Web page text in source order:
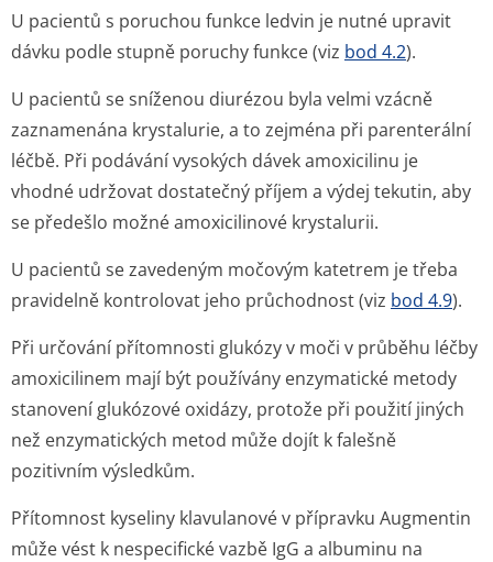
U pacientů s poruchou funkce ledvin je nutné upravit
dávku podle stupně poruchy funkce (viz bod 4.2).
U pacientů se sníženou diurézou byla velmi vzácně
zaznamenána krystalurie, a to zejména při parenterální
léčbě. Při podávání vysokých dávek amoxicilinu je
vhodné udržovat dostatečný příjem a výdej tekutin, aby
se předešlo možné amoxicilinové krystalurii.
U pacientů se zavedeným močovým katetrem je třeba
pravidelně kontrolovat jeho průchodnost (viz bod 4.9).
Při určování přítomnosti glukózy v moči v průběhu léčby
amoxicilinem mají být používány enzymatické metody
stanovení glukózové oxidázy, protože při použití jiných
než enzymatických metod může dojít k falešně
pozitivním výsledkům.
Přítomnost kyseliny klavulanové v přípravku Augmentin
může vést k nespecifické vazbě IgG a albuminu na